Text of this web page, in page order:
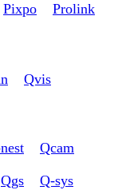
Pixpo Prolink
Qvis
Qcam
Qgs Q-sys